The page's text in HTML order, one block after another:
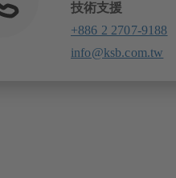
技術支援
+886 2 2707-9188
info@ksb.com.tw